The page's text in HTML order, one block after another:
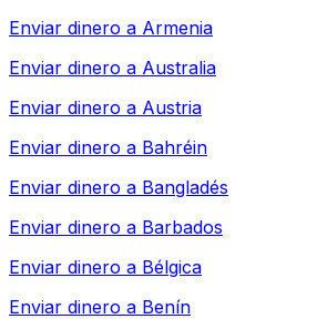
Enviar dinero a Armenia
Enviar dinero a Australia
Enviar dinero a Austria
Enviar dinero a Bahréin
Enviar dinero a Bangladés
Enviar dinero a Barbados
Enviar dinero a Bélgica
Enviar dinero a Benín